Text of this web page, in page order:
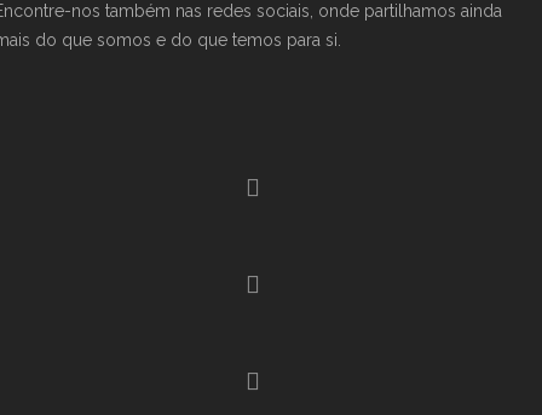
nos também nas redes sociais, onde partilhamos ainda
do que somos e do que temos para si.